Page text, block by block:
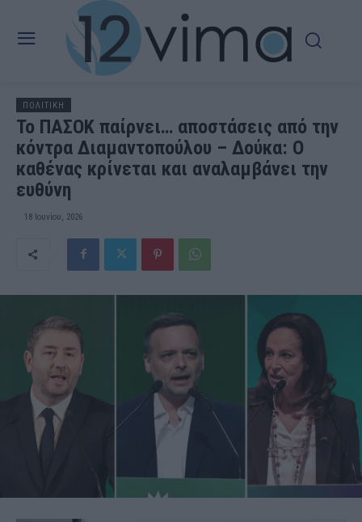
ΠΟΛΙΤΙΚΗ
Το ΠΑΣΟΚ παίρνει… αποστάσεις από την
κόντρα Διαμαντοπούλου – Δούκα: Ο
καθένας κρίνεται και αναλαμβάνει την
ευθύνη
18 Ιουνίου, 2026